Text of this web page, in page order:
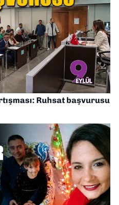
Ruhsat başvurusu